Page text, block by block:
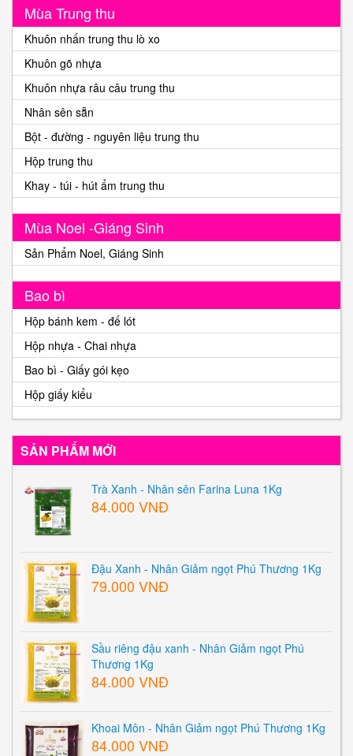
Mùa Trung thu
Khuôn nhấn trung thu lò xo
Khuôn gõ nhựa
Khuôn nhựa râu câu trung thu
Nhân sên sẵn
Bột - đường - nguyên liệu trung thu
Hộp trung thu
Khay - túi - hút ẩm trung thu
Mùa Noel -Giáng Sinh
Sản Phẩm Noel, Giáng Sinh
Bao bì
Hộp bánh kem - đế lót
Hộp nhựa - Chai nhựa
Bao bì - Giấy gói kẹo
Hộp giấy kiểu
SẢN PHẨM MỚI
Trà Xanh - Nhân sên Farina Luna 1Kg
84.000 VNĐ
Đậu Xanh - Nhân Giảm ngọt Phú Thương 1Kg
79.000 VNĐ
Sầu riêng đậu xanh - Nhân Giảm ngọt Phú
Thương 1Kg
84.000 VNĐ
Khoai Môn - Nhân Giảm ngọt Phú Thương 1Kg
84.000 VNĐ